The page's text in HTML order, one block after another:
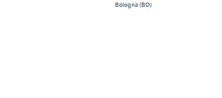
Bologna (BO)